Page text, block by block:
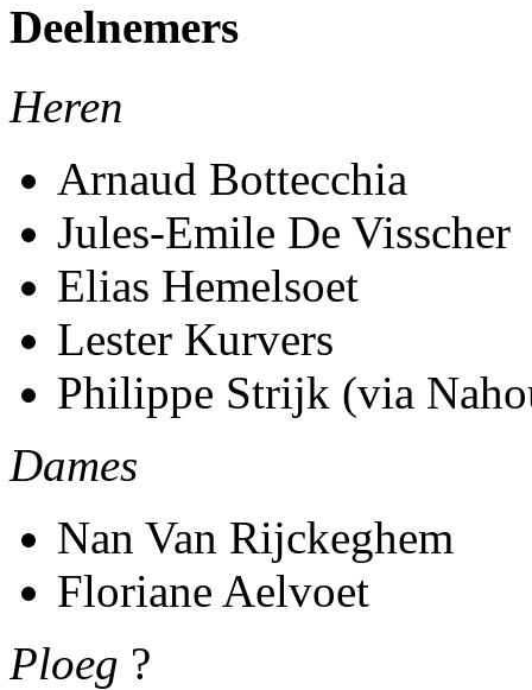
Deelnemers
Heren
Arnaud Bottecchia
Jules-Emile De Visscher
Elias Hemelsoet
Lester Kurvers
Philippe Strijk (via
Dames
Nan Van Rijckeghem
Floriane Aelvoet
Ploeg ?